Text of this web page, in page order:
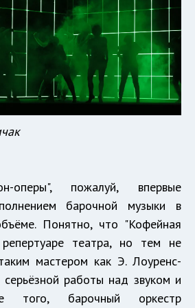
оперы", пожалуй, впервые
барочной музыки в
Понятно, что "Кофейная
театра, но тем не
мастером как Э. Лоуренс-
серьёзной работы над звуком и
того, барочный оркестр